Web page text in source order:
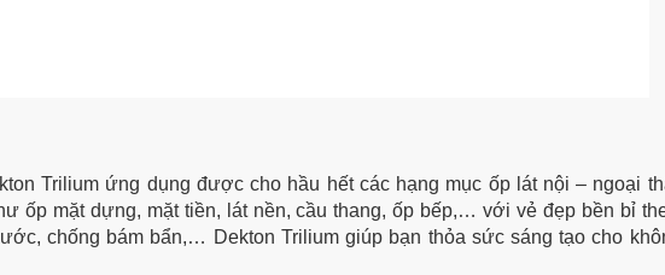
Trilium ứng dụng được cho hầu hết các hạng mục ốp lát nội – ngoại
ốp mặt dựng, mặt tiền, lát nền, cầu thang, ốp bếp,… với vẻ đẹp bền bỉ
chống bám bẩn,… Dekton Trilium giúp bạn thỏa sức sáng tạo cho